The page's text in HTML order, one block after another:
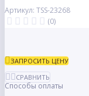
Артикул: TSS-23268
(0)
ЗАПРОСИТЬ ЦЕНУ
СРАВНИТЬ
Способы оплаты